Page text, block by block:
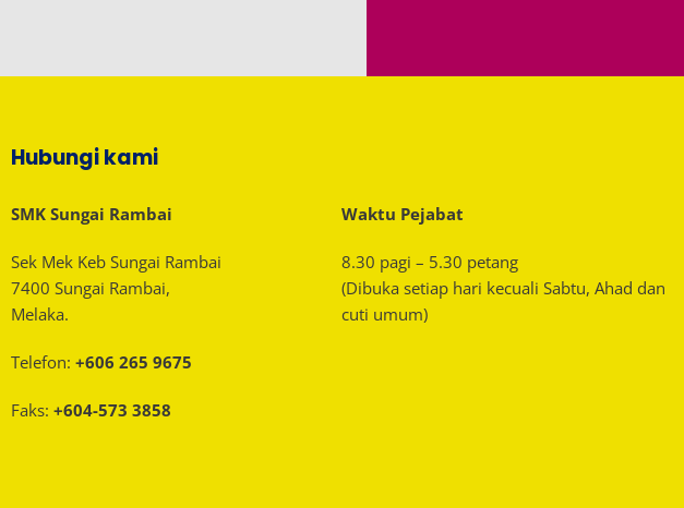
Hubungi kami
SMK Sungai Rambai
Sek Mek Keb Sungai Rambai
7400 Sungai Rambai,
Melaka.
Telefon: +606 265 9675
Faks: +604-573 3858
Waktu Pejabat
8.30 pagi – 5.30 petang
(Dibuka setiap hari kecuali Sabtu, Ahad dan
cuti umum)